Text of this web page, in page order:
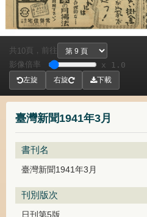
臺灣新聞1941年3月
書刊名
臺灣新聞1941年3月
刊別版次
日刊第5版
共 10頁， 前往
影像倍率
x 1.0
左旋 右旋 下載